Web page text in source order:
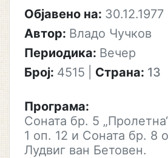
Објавено на: 30.12.1977
Автор: Владо Чучков
Периодика: Вечер
Број: 4515 Страна: 13
Програма:
Соната бр. 5
1 оп. 12 и Соната бр. 8
Лудвиг ван Бетовен.